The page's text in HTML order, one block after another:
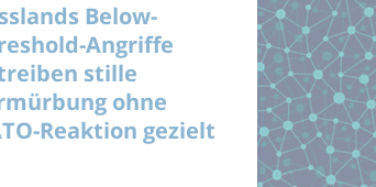
Below-
Angriffe
stille
ohne
Reaktion gezielt